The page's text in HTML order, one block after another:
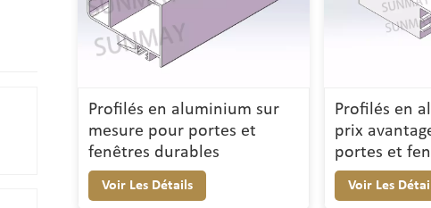
Profilés en aluminium sur
mesure pour portes et
fenêtres durables
Voir Les Détails
Profilés en
prix
portes et
Voir Les